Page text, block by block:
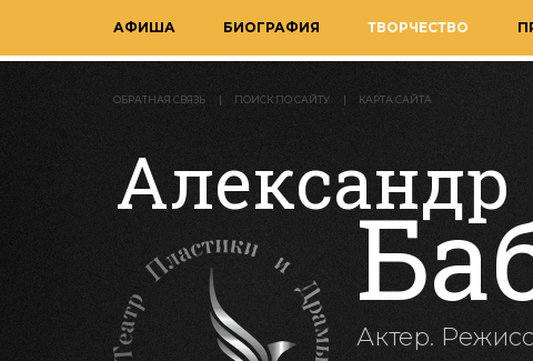
АФИША БИОГРАФИЯ ТВОРЧЕСТВО
ОБРАТНАЯ СВЯЗЬ ПОИСК ПО САЙТУ КАРТА САЙТА
Александр
Актер.